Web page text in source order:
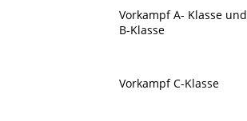
Vorkampf A- Klasse und
B-Klasse
Vorkampf C-Klasse